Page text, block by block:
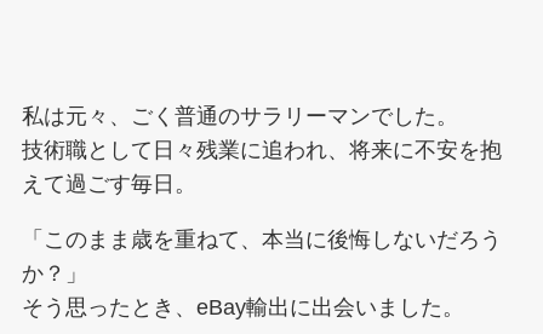
私は元々、ごく普通のサラリーマンでした。
技術職として日々残業に追われ、将来に不安を抱
えて過ごす毎日。
「このまま歳を重ねて、本当に後悔しないだろう
か？」
そう思ったとき、eBay輸出に出会いました。